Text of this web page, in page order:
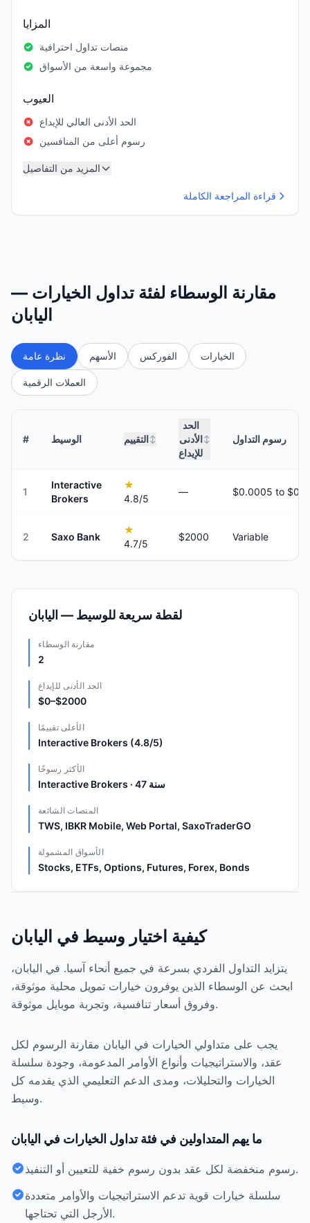
المزايا
منصات تداول احترافية
مجموعة واسعة من الأسواق
العيوب
الحد الأدنى العالي للإيداع
رسوم أعلى من المنافسين
المزيد من التفاصيل
قراءة المراجعة الكاملة
مقارنة الوسطاء لفئة تداول الخيارات —
اليابان
نظرة عامة الأسهم الفوركس الخيارات
العملات الرقمية
# الوسيط التقييم ↕
الحد
الأدنى
للإيداع
↕ رسوم التداول
1
Interactive
Brokers
★
4.8/5
—
2 Saxo Bank
★
4.7/5
$2000 Variable
لقطة سريعة للوسيط — اليابان
مقارنة الوسطاء
2
الحد الأدنى للإيداع
$0–$2000
الأعلى تقييمًا
Interactive Brokers (4.8/5)
الأكثر رسوخًا
Interactive Brokers · 47 سنة
المنصات الشائعة
TWS, IBKR Mobile, Web Portal, SaxoTraderGO
الأسواق المشمولة
Stocks, ETFs, Options, Futures, Forex, Bonds
كيفية اختيار وسيط في اليابان
يتزايد التداول الفردي بسرعة في جميع أنحاء آسيا. في اليابان،
ابحث عن الوسطاء الذين يوفرون خيارات تمويل محلية موثوقة،
وفروق أسعار تنافسية، وتجربة موبايل موثوقة.
يجب على متداولي الخيارات في اليابان مقارنة الرسوم لكل
عقد، والاستراتيجيات وأنواع الأوامر المدعومة، وجودة سلسلة
الخيارات والتحليلات، ومدى الدعم التعليمي الذي يقدمه كل
وسيط.
ما يهم المتداولين في فئة تداول الخيارات في اليابان
رسوم منخفضة لكل عقد بدون رسوم خفية للتعيين أو التنفيذ.
سلسلة خيارات قوية تدعم الاستراتيجيات والأوامر متعددة
الأرجل التي تحتاجها.